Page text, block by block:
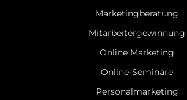
Marketingberatung
Mitarbeitergewinnung
Online Marketing
Online-Seminare
Personalmarketing